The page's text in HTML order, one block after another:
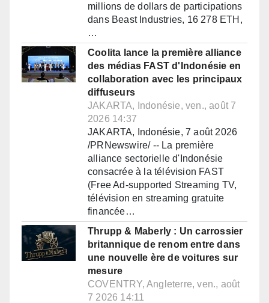
millions de dollars de participations
dans Beast Industries, 16 278 ETH,
…
Coolita lance la première alliance
des médias FAST d'Indonésie en
collaboration avec les principaux
diffuseurs
JAKARTA, Indonésie, ven., août 7
2026 14:37
JAKARTA, Indonésie, 7 août 2026
/PRNewswire/ -- La première
alliance sectorielle d'Indonésie
consacrée à la télévision FAST
(Free Ad-supported Streaming TV,
télévision en streaming gratuite
financée…
Thrupp & Maberly : Un carrossier
britannique de renom entre dans
une nouvelle ère de voitures sur
mesure
COVENTRY, Angleterre, ven., août
7 2026 14:11